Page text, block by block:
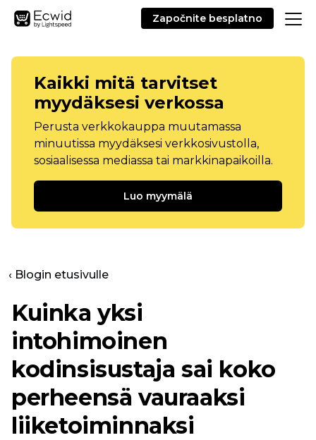
Započnite besplatno
Kaikki mitä tarvitset
myydäksesi verkossa
Perusta verkkokauppa muutamassa
minuutissa myydäksesi verkkosivustolla,
sosiaalisessa mediassa tai markkinapaikoilla.
Luo myymälä
‹ Blogin etusivulle
Kuinka yksi
intohimoinen
kodinsisustaja sai koko
perheensä vauraaksi
liiketoiminnaksi